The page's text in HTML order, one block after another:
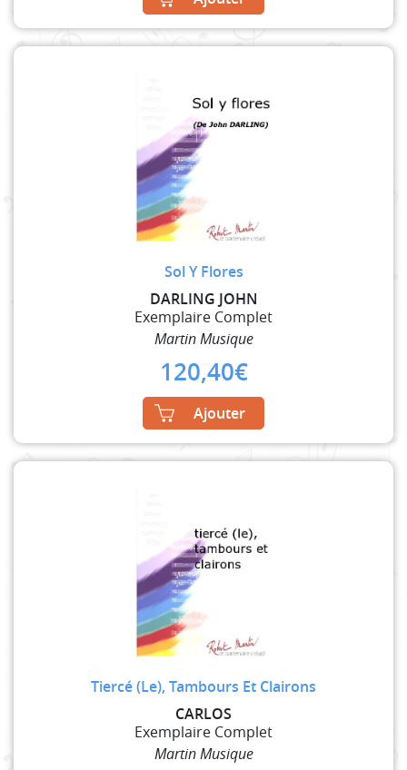
Sol Y Flores
DARLING JOHN
Exemplaire Complet
Martin Musique
120,40€
Ajouter
Tiercé (Le), Tambours Et Clairons
CARLOS
Exemplaire Complet
Martin Musique